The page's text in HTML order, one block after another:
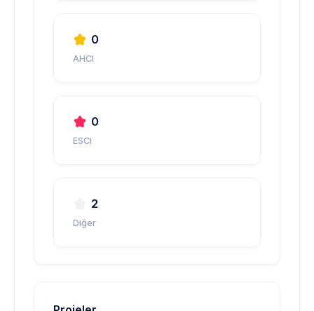
0
AHCI
0
ESCI
2
Diğer